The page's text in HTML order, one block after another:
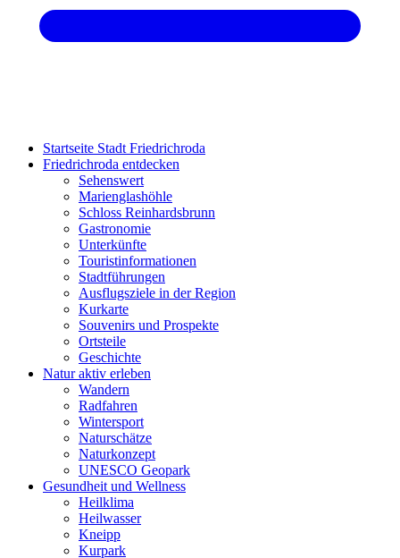
Startseite Stadt Friedrichroda
Friedrichroda entdecken
Sehenswert
Marienglashöhle
Schloss Reinhardsbrunn
Gastronomie
Unterkünfte
Touristinformationen
Stadtführungen
Ausflugsziele in der Region
Kurkarte
Souvenirs und Prospekte
Ortsteile
Geschichte
Natur aktiv erleben
Wandern
Radfahren
Wintersport
Naturschätze
Naturkonzept
UNESCO Geopark
Gesundheit und Wellness
Heilklima
Heilwasser
Kneipp
Kurpark